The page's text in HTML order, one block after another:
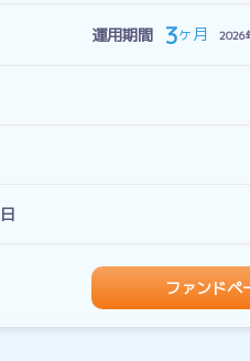
運用期間 3ヶ月 2026
ファンドペ